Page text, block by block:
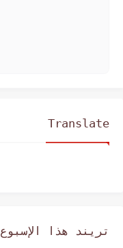
Translate
تريند هذا الإسبوع